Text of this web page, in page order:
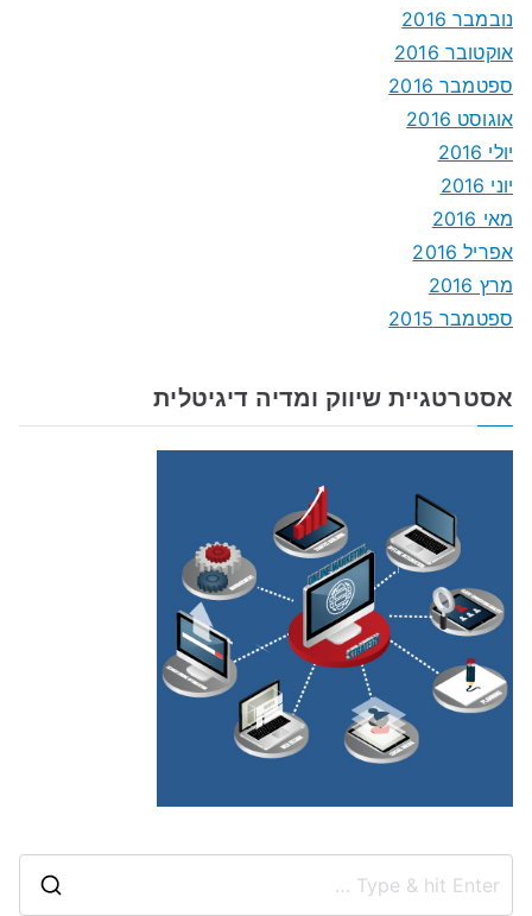
נובמבר 2016
אוקטובר 2016
ספטמבר 2016
אוגוסט 2016
יולי 2016
יוני 2016
מאי 2016
אפריל 2016
מרץ 2016
ספטמבר 2015
אסטרטגיית שיווק ומדיה דיגיטלית